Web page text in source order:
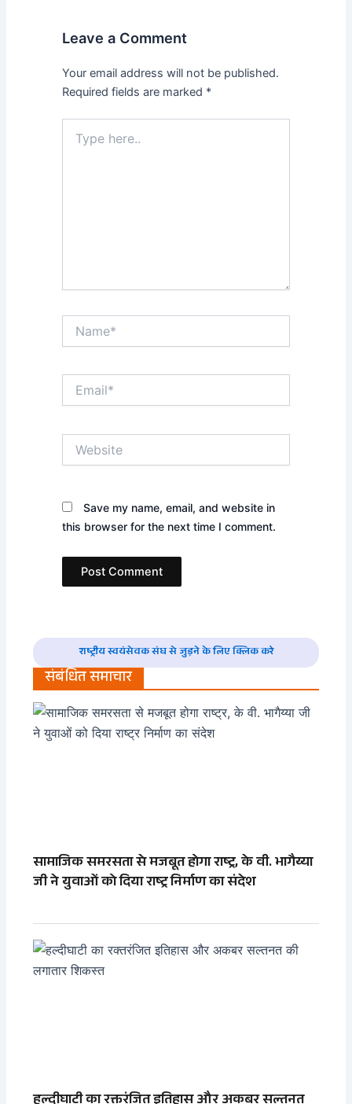
Leave a Comment
Your email address will not be published.
Required fields are marked *
here..
Save my name, email, and website in
this browser for the next time I comment.
राष्ट्रीय स्वयंसेवक संघ से जुड़ने के लिए क्लिक करे
संबंधित समाचार
सामाजिक समरसता से मजबूत होगा राष्ट्र, के वी. भागैय्या
जी ने युवाओं को दिया राष्ट्र निर्माण का संदेश